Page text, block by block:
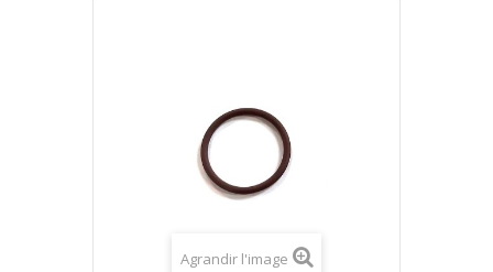
Agrandir l'image